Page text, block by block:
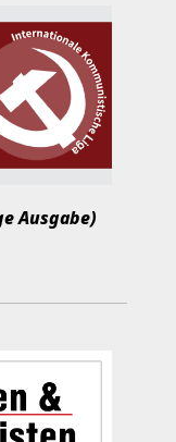
Ausgabe)